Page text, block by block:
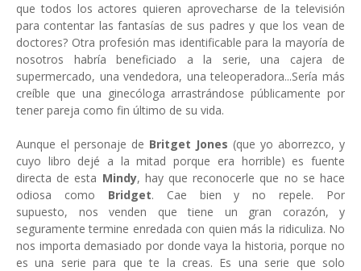
que todos los actores quieren aprovecharse de la televisión
para contentar las fantasías de sus padres y que los vean de
doctores? Otra profesión mas identificable para la mayoría de
nosotros habría beneficiado a la serie, una cajera de
supermercado, una vendedora, una teleoperadora...Sería más
creíble que una ginecóloga arrastrándose públicamente por
tener pareja como fin último de su vida.
Aunque el personaje de Britget Jones (que yo aborrezco, y
cuyo libro dejé a la mitad porque era horrible) es fuente
directa de esta Mindy, hay que reconocerle que no se hace
odiosa como Bridget. Cae bien y no repele. Por
supuesto, nos venden que tiene un gran corazón, y
seguramente termine enredada con quien más la ridiculiza. No
nos importa demasiado por donde vaya la historia, porque no
es una serie para que te la creas. Es una serie que solo